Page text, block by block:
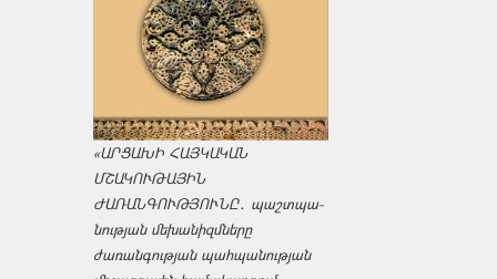
«ԱՐՑԱԽԻ ՀԱՅԿԱԿԱՆ
ՄՇԱԿՈՒԹԱՅԻՆ
ԺԱՌԱՆԳՈՒԹՅՈՒՆԸ․ պաշտպա­
նության մեխանիզմները
ժառանգության պահպանության